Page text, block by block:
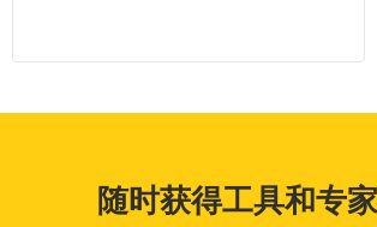
随时获得工具和专